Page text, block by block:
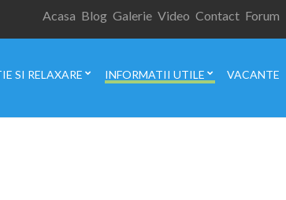
Acasa Blog Galerie Video Contact Forum
SI RELAXARE INFORMATII UTILE VACANTE